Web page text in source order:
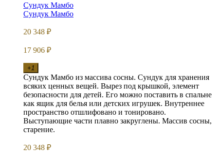
Сундук Мамбо
Сундук Мамбо
20 348 ₽
17 906 ₽
+1
Сундук Мамбо из массива сосны. Сундук для хранения
всяких ценных вещей. Вырез под крышкой, элемент
безопасности для детей. Его можно поставить в спальне
как ящик для белья или детских игрушек. Внутреннее
пространство отшлифовано и тонировано.
Выступающие части плавно закруглены. Массив сосны,
старение.
20 348 ₽